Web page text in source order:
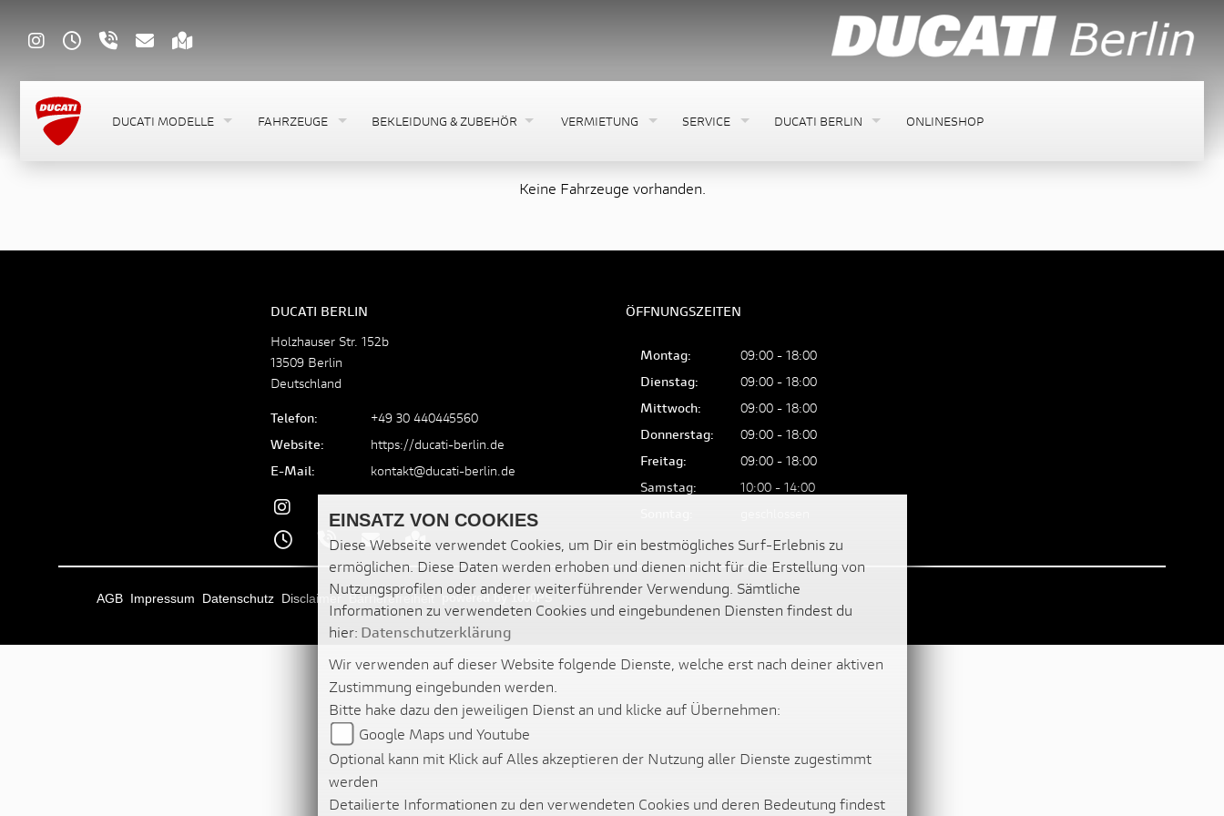
DUCATI MODELLE FAHRZEUGE BEKLEIDUNG & ZUBEHÖR VERMIETUNG SERVICE DUCATI BERLIN ONLINESHOP
Keine Fahrzeuge vorhanden.
DUCATI BERLIN
Holzhauser Str. 152b
13509 Berlin
Deutschland
Telefon:
+49 30 440445560
Website:
https://ducati-berlin.de
E-Mail:
kontakt@ducati-berlin.de
ÖFFNUNGSZEITEN
Montag:
09:00 - 18:00
Dienstag:
09:00 - 18:00
Mittwoch:
09:00 - 18:00
Donnerstag:
09:00 - 18:00
Freitag:
09:00 - 18:00
Samstag:
10:00 - 14:00
AGB Impressum Datenschutz Disclaimer Barrierefreiheit powered by 1000PS
EINSATZ VON COOKIES
Diese Webseite verwendet Cookies, um Dir ein bestmögliches Surf-Erlebnis zu
ermöglichen. Diese Daten werden erhoben und dienen nicht für die Erstellung von
Nutzungsprofilen oder anderer weiterführender Verwendung. Sämtliche
Informationen zu verwendeten Cookies und eingebundenen Diensten findest du
hier: Datenschutzerklärung
Wir verwenden auf dieser Website folgende Dienste, welche erst nach deiner aktiven
Zustimmung eingebunden werden.
Bitte hake dazu den jeweiligen Dienst an und klicke auf Übernehmen:
Google Maps und Youtube
Optional kann mit Klick auf Alles akzeptieren der Nutzung aller Dienste zugestimmt
werden
Detailierte Informationen zu den verwendeten Cookies und deren Bedeutung findest